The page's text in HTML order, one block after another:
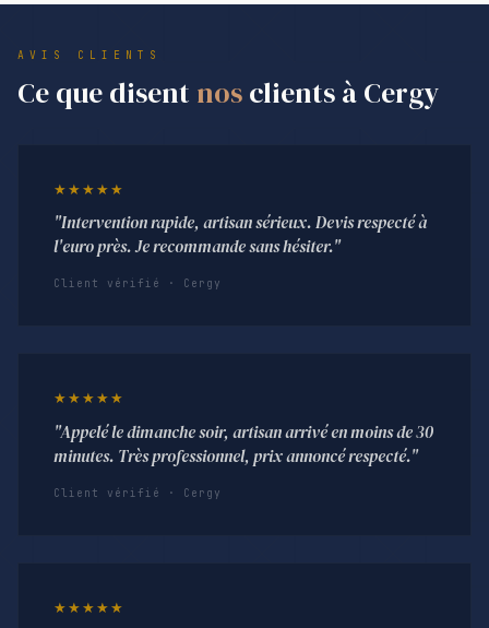
AVIS CLIENTS
Ce que disent nosclients à Cergy
★★★★★
"Intervention rapide, artisan sérieux. Devis respecté à
l'euro près. Je recommande sans hésiter."
Client vérifié · Cergy
★★★★★
"Appelé le dimanche soir, artisan arrivé en moins de 30
minutes. Très professionnel, prix annoncé respecté."
Client vérifié · Cergy
★★★★★